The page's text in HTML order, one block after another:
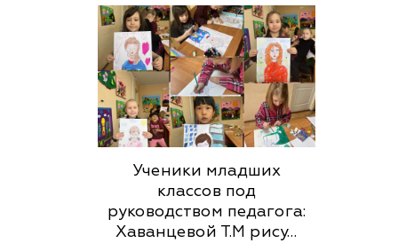
Ученики младших
классов под
руководством педагога:
Хаванцевой Т.М рису…